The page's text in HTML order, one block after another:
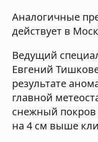
Аналогичные
действует в
Ведущий
Евгений
результате
главной
снежный покров
на 4 см выше